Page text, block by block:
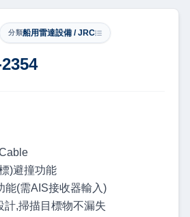
分類船用雷達設備 / JRC
)避撞功能
能(需AIS接收器輸入)
計,掃描目標物不漏失